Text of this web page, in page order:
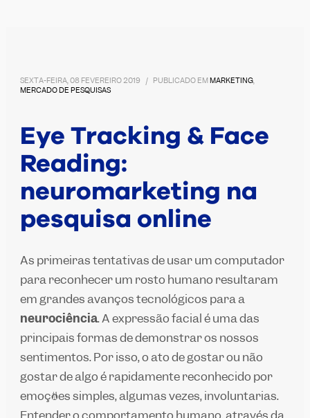
SEXTA-FEIRA, 08 FEVEREIRO 2019 / PUBLICADO EMMARKETING,
MERCADO DE PESQUISAS
Eye Tracking & Face
Reading:
neuromarketing na
pesquisa online
As primeiras tentativas de usar um computador
para reconhecer um rosto humano resultaram
em grandes avanços tecnológicos para a
neurociência. A expressão facial é uma das
principais formas de demonstrar os nossos
sentimentos. Por isso, o ato de gostar ou não
gostar de algo é rapidamente reconhecido por
emoções simples, algumas vezes, involuntárias.